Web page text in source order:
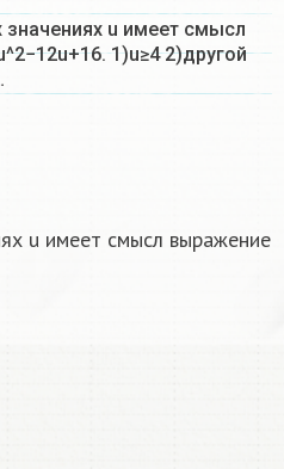
значениях u имеет смысл
1)u≥4 2)другой
u имеет смысл выражение